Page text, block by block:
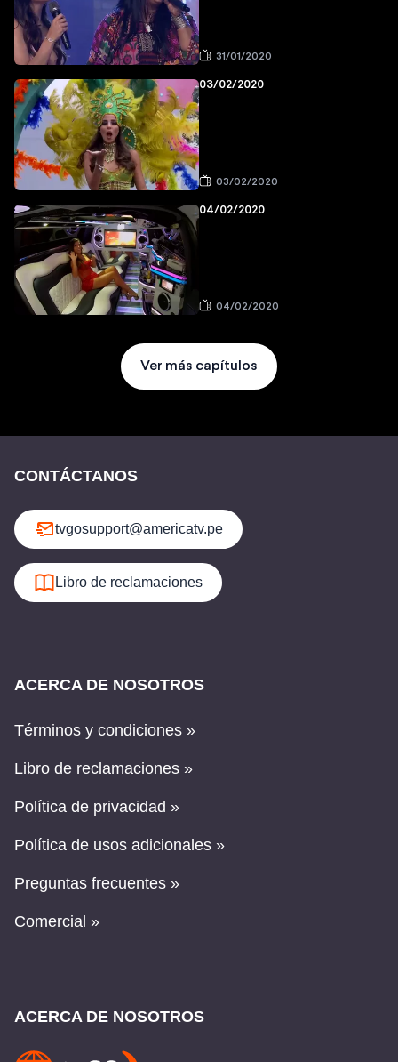
31/01/2020
03/02/2020
03/02/2020
04/02/2020
04/02/2020
Ver más capítulos
CONTÁCTANOS
tvgosupport@americatv.pe
Libro de reclamaciones
ACERCA DE NOSOTROS
Términos y condiciones »
Libro de reclamaciones »
Política de privacidad »
Política de usos adicionales »
Preguntas frecuentes »
Comercial »
ACERCA DE NOSOTROS